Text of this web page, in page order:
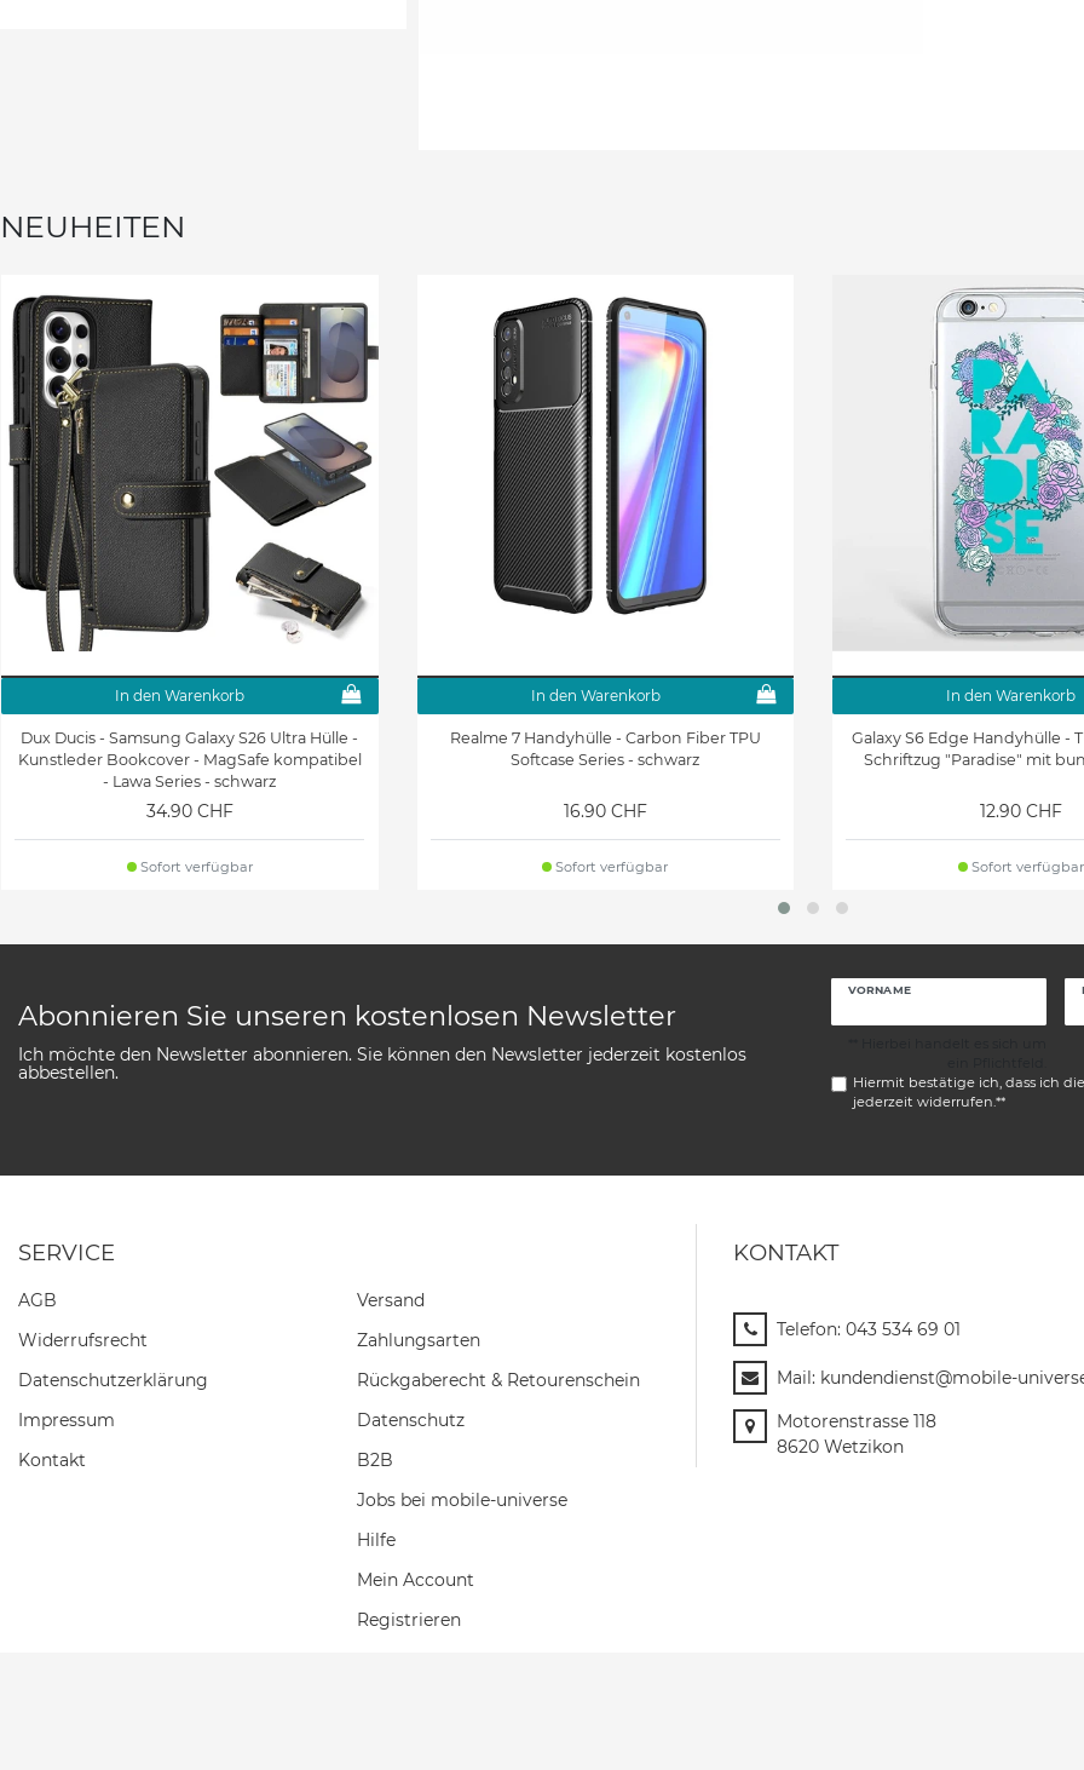
NEUHEITEN
In den Warenkorb
Dux Ducis - Samsung Galaxy S26 Ultra Hülle -
Kunstleder Bookcover - MagSafe kompatibel
- Lawa Series - schwarz
34.90 CHF
Sofort verfügbar
In den Warenkorb
Realme 7 Handyhülle - Carbon Fiber TPU
Softcase Series - schwarz
16.90 CHF
Sofort verfügbar
In den Warenkorb
Galaxy S6 Edge Handyhülle -
Schriftzug "Paradise" mit
12.90 CHF
Sofort verfügbar
Abonnieren Sie unseren kostenlosen Newsletter
Ich möchte den Newsletter abonnieren. Sie können den Newsletter jederzeit kostenlos
abbestellen.
VORNAME
Hiermit bestätige ich, dass ich
jederzeit widerrufen.**
SERVICE
AGB
Widerrufs­recht
Daten­schutz­erklärung
Impressum
Kontakt
Versand
Zahlungsarten
Rückgaberecht & Retourenschein
Datenschutz
B2B
Jobs bei mobile-universe
Hilfe
Mein Account
Registrieren
KONTAKT
Telefon: 043 534 69 01
Mail: kundendienst@mobile-
Motorenstrasse 118
8620 Wetzikon